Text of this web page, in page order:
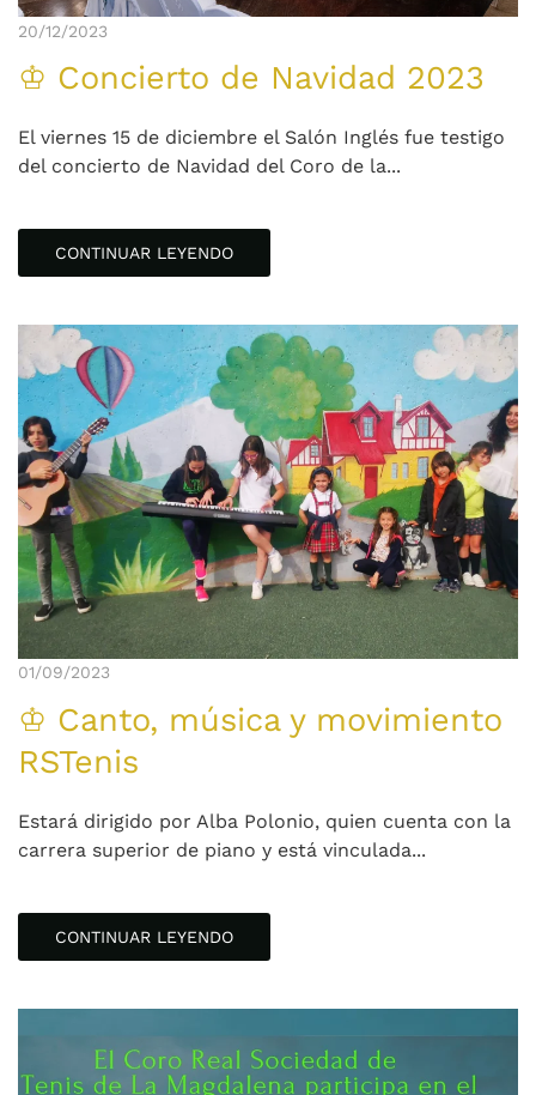
20/12/2023
♔ Concierto de Navidad 2023
El viernes 15 de diciembre el Salón Inglés fue testigo
del concierto de Navidad del Coro de la...
CONTINUAR LEYENDO
01/09/2023
♔ Canto, música y movimiento
RSTenis
Estará dirigido por Alba Polonio, quien cuenta con la
carrera superior de piano y está vinculada...
CONTINUAR LEYENDO